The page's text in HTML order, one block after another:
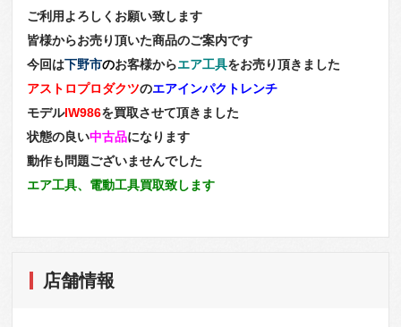
ご利用よろしくお願い致します
皆様からお売り頂いた商品のご案内です
今回は下野市のお客様からエア工具をお売り頂きました
アストロプロダクツのエアインパクトレンチ
モデルIW986を買取させて頂きました
状態の良い中古品になります
動作も問題ございませんでした
エア工具、電動工具買取致します
店舗情報